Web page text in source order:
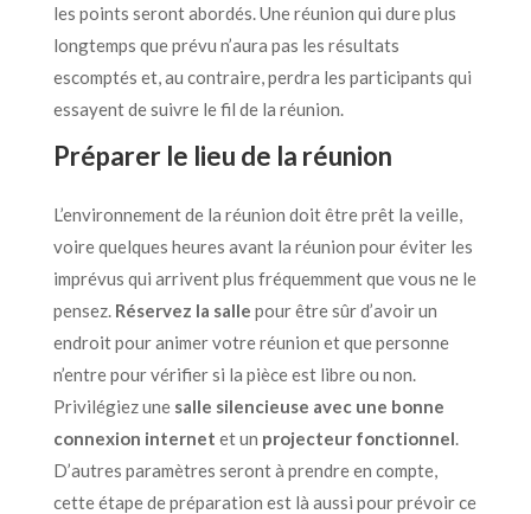
les points seront abordés. Une réunion qui dure plus
longtemps que prévu n’aura pas les résultats
escomptés et, au contraire, perdra les participants qui
essayent de suivre le fil de la réunion.
Préparer le lieu de la réunion
L’environnement de la réunion doit être prêt la veille,
voire quelques heures avant la réunion pour éviter les
imprévus qui arrivent plus fréquemment que vous ne le
pensez. Réservez la salle pour être sûr d’avoir un
endroit pour animer votre réunion et que personne
n’entre pour vérifier si la pièce est libre ou non.
Privilégiez unesalle silencieuse avec une bonne
connexion internet et un projecteur fonctionnel.
D’autres paramètres seront à prendre en compte,
cette étape de préparation est là aussi pour prévoir ce